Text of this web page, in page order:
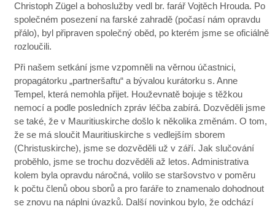
Christoph Zügel a bohoslužby vedl br. farář Vojtěch Hrouda. Po
společném posezení na farské zahradě (počasí nám opravdu
přálo), byl připraven společný oběd, po kterém jsme se oficiálně
rozloučili.
Při našem setkání jsme vzpomněli na věrnou účastnici,
propagátorku „partneršaftu“ a bývalou kurátorku s. Anne
Tempel, která nemohla přijet. Houževnatě bojuje s těžkou
nemocí a podle posledních zpráv léčba zabírá. Dozvěděli jsme
se také, že v Mauritiuskirche došlo k několika změnám. O tom,
že se má sloučit Mauritiuskirche s vedlejším sborem
(Christuskirche), jsme se dozvěděli už v září. Jak slučování
proběhlo, jsme se trochu dozvěděli až letos. Administrativa
kolem byla opravdu náročná, volilo se staršovstvo v poměru
k počtu členů obou sborů a pro faráře to znamenalo dohodnout
se znovu na náplni úvazků. Další novinkou bylo, že odchází